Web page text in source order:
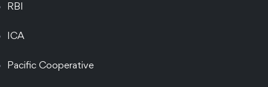
RBI
ICA
Pacific Cooperative